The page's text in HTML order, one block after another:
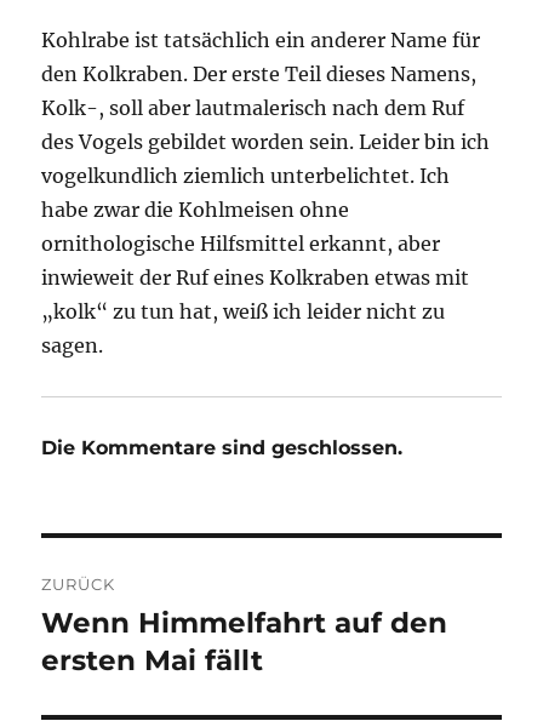
Kohlrabe ist tatsächlich ein anderer Name für
den Kolkraben. Der erste Teil dieses Namens,
Kolk-, soll aber lautmalerisch nach dem Ruf
des Vogels gebildet worden sein. Leider bin ich
vogelkundlich ziemlich unterbelichtet. Ich
habe zwar die Kohlmeisen ohne
ornithologische Hilfsmittel erkannt, aber
inwieweit der Ruf eines Kolkraben etwas mit
„kolk“ zu tun hat, weiß ich leider nicht zu
sagen.
Die Kommentare sind geschlossen.
ZURÜCK
Vorheriger
Beitrag:
Wenn Himmelfahrt auf den
ersten Mai fällt